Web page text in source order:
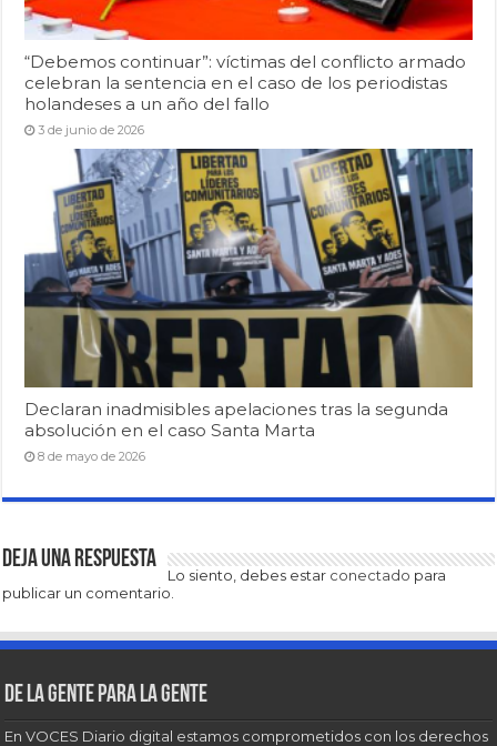
“Debemos continuar”: víctimas del conflicto armado
celebran la sentencia en el caso de los periodistas
holandeses a un año del fallo
3 de junio de 2026
Declaran inadmisibles apelaciones tras la segunda
absolución en el caso Santa Marta
8 de mayo de 2026
Deja una respuesta
Lo siento, debes estar conectado para
publicar un comentario.
De la gente para la gente
En VOCES Diario digital estamos comprometidos con los derechos